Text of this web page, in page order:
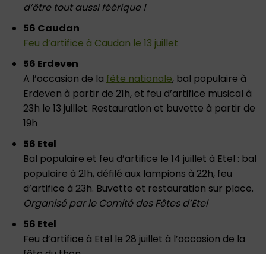
d’être tout aussi féérique !
56 Caudan
Feu d’artifice à Caudan le 13 juillet
56 Erdeven
A l’occasion de la fête nationale, bal populaire à
Erdeven à partir de 21h, et feu d’artifice musical à
23h le 13 juillet. Restauration et buvette à partir de
19h
56 Etel
Bal populaire et feu d’artifice le 14 juillet à Etel : bal
populaire à 21h, défilé aux lampions à 22h, feu
d’artifice à 23h. Buvette et restauration sur place.
Organisé par le Comité des Fêtes d’Etel
56 Etel
Feu d’artifice à Etel le 28 juillet à l’occasion de la